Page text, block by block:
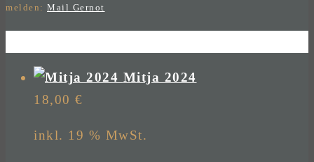
melden: Mail Gernot
Mitja 2024
18,00 €
inkl. 19 % MwSt.